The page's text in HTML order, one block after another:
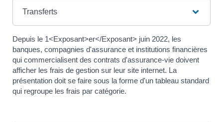
Transferts
Depuis le 1<Exposant>er</Exposant> juin 2022, les
banques, compagnies d'assurance et institutions financières
qui commercialisent des contrats d'assurance-vie doivent
afficher les frais de gestion sur leur site internet. La
présentation doit se faire sous la forme d'un tableau standard
qui regroupe les frais par catégorie.